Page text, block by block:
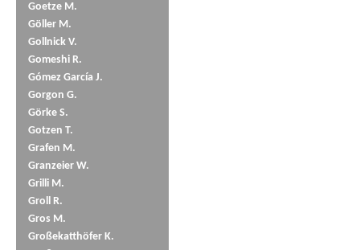
Goetze M.
Göller M.
Gollnick V.
Gomeshi R.
Gómez García J.
Gorgon G.
Görke S.
Gotzen T.
Grafen M.
Granzeier W.
Grilli M.
Groll R.
Gros M.
Großekatthöfer K.